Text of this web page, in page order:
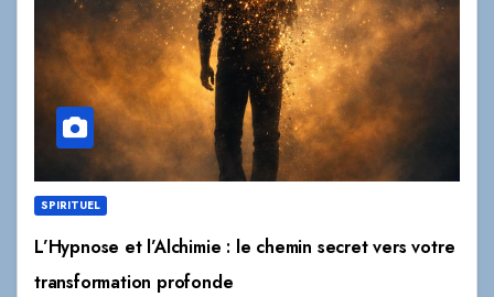
SPIRITUEL
L’Hypnose et l’Alchimie : le chemin secret vers votre
transformation profonde